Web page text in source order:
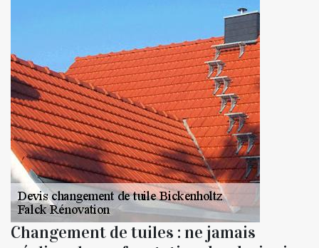
Changement de tuiles : ne jamais